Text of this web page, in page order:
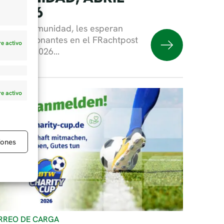
activo
activo
2026
comunidad, les esperan
emocionantes en el FRachtpost
abril de 2026...
DE CARGA